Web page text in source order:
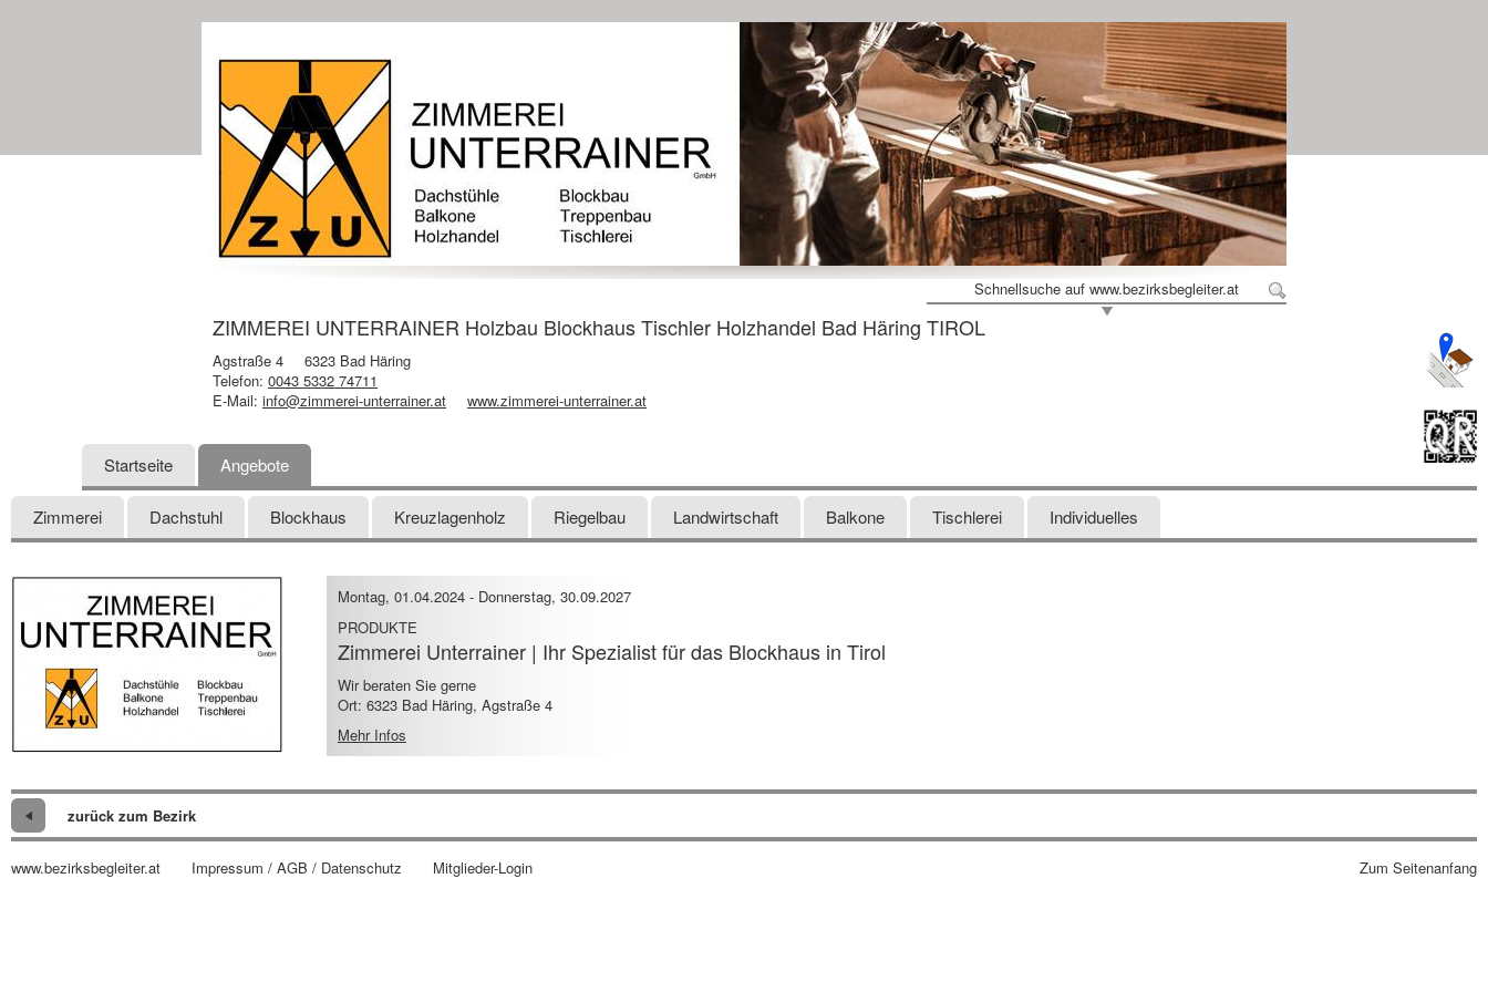
Schnellsuche auf www.bezirksbegleiter.at
ZIMMEREI UNTERRAINER Holzbau Blockhaus Tischler Holzhandel Bad Häring TIROL
Agstraße 4
6323 Bad Häring
Telefon: 0043 5332 74711
E-Mail: info@zimmerei-unterrainer.at www.zimmerei-unterrainer.at
Startseite Angebote
Zimmerei Dachstuhl Blockhaus Kreuzlagenholz Riegelbau Landwirtschaft Balkone Tischlerei Individuelles
Montag, 01.04.2024 - Donnerstag, 30.09.2027
PRODUKTE
Zimmerei Unterrainer | Ihr Spezialist für das Blockhaus in Tirol
Wir beraten Sie gerne
Ort: 6323 Bad Häring, Agstraße 4
Mehr Infos
zurück zum Bezirk
www.bezirksbegleiter.at Impressum / AGB / Datenschutz Mitglieder-Login Zum Seitenanfang